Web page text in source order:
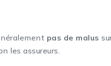
pas de malus
les assureurs.